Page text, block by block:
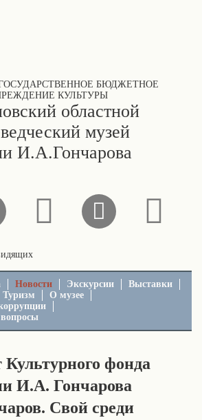
БЮДЖЕТНОЕ
КУЛЬТУРЫ
областной
музей
И.А.Гончарова
Новости Экскурсии
Выставки
Туризм
О музее
фонда
И.А. Гончарова
Свой среди